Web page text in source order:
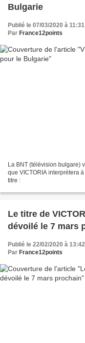
Bulgarie
Publié le 07/03/2020 à 11:31
Par France12points
La BNT (télévision bulgare)
que VICTORIA interprètera
titre :
Le titre de
dévoilé le 7 mars
Publié le 22/02/2020 à 13:42
Par France12points